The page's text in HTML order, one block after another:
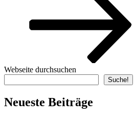
Webseite durchsuchen
Suche!
Neueste Beiträge